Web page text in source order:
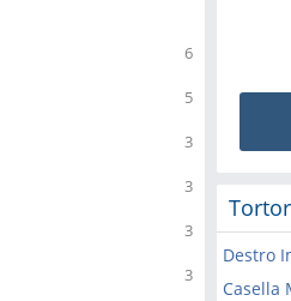
6
5
3
3
3
3
Destro
Casella